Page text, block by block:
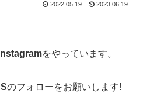
2022.05.19 2023.06.19
Instagramをやっています。
のフォローをお願いします!